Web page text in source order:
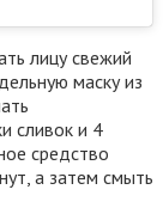
лицу свежий
маску из
сливок и 4
средство
а затем смыть